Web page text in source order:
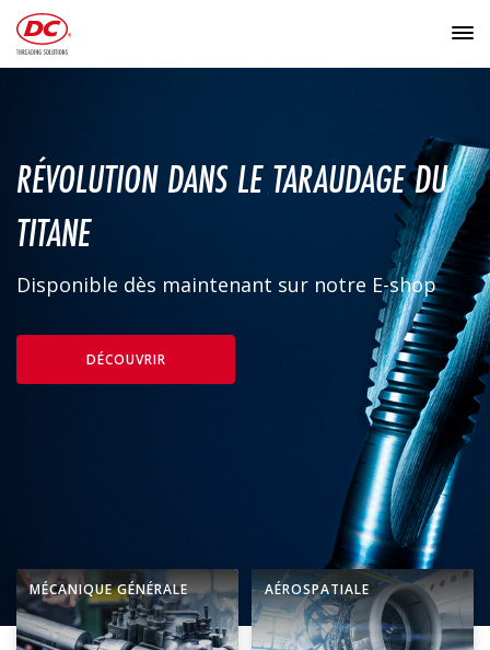
RÉVOLUTION DANS LE TARAUDAGE DU
TITANE
Disponible dès maintenant sur notre E-shop
DÉCOUVRIR
MÉCANIQUE GÉNÉRALE AÉROSPATIALE